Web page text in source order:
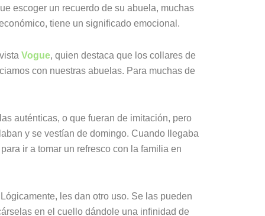
escoger un recuerdo de su abuela, muchas
tiene un significado emocional.
Vogue, quien destaca que los collares de
con nuestras abuelas. Para muchas de
auténticas, o que fueran de imitación, pero
y se vestían de domingo. Cuando llegaba
ir a tomar un refresco con la familia en
les dan otro uso. Se las pueden
en el cuello dándole una infinidad de